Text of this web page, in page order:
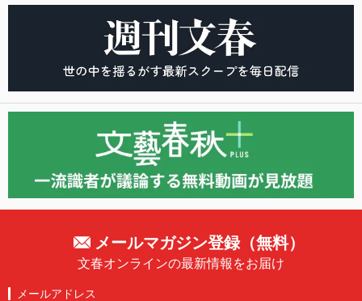
メールマガジン登録（無料）
文春オンラインの最新情報をお届け
メールアドレス